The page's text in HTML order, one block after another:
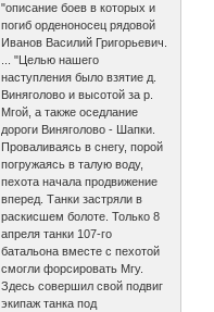
"описание боев в которых и
погиб орденоносец рядовой
Иванов Василий Григорьевич.
... "Целью нашего
наступления было взятие д.
Виняголово и высотой за р.
Мгой, а также оседлание
дороги Виняголово - Шапки.
Проваливаясь в снегу, порой
погружаясь в талую воду,
пехота начала продвижение
вперед. Танки застряли в
раскисшем болоте. Только 8
апреля танки 107-го
батальона вместе с пехотой
смогли форсировать Мгу.
Здесь совершил свой подвиг
экипаж танка под